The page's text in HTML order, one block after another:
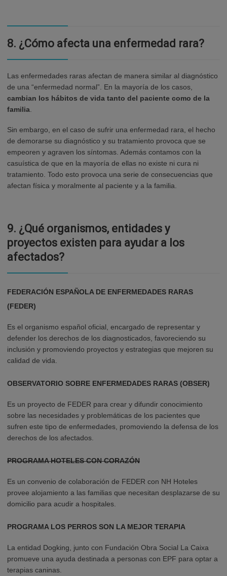
8. ¿Cómo afecta una enfermedad rara?
Las enfermedades raras afectan de manera similar al diagnóstico
de una “enfermedad normal”. En la mayoría de los casos,
cambian los hábitos de vida tanto del paciente como de la
familia
Sin embargo, en el caso de sufrir una enfermedad rara, el hecho
de demorarse su diagnóstico y su tratamiento provoca que se
empeoren y agraven los síntomas. Además contamos con la
casuística de que en la mayoría de ellas no existe ni cura ni
tratamiento. Todo esto provoca una serie de consecuencias que
afectan física y moralmente al paciente y a la familia.
9. ¿Qué organismos, entidades y
proyectos existen para ayudar a los
afectados?
FEDERACIÓN ESPAÑOLA DE ENFERMEDADES RARAS
(FEDER)
Es el organismo español oficial, encargado de representar y
defender los derechos de los diagnosticados, favoreciendo su
inclusión y promoviendo proyectos y estrategias que mejoren su
calidad de vida.
OBSERVATORIO SOBRE ENFERMEDADES RARAS (OBSER)
Es un proyecto de FEDER para crear y difundir conocimiento
sobre las necesidades y problemáticas de los pacientes que
sufren este tipo de enfermedades, promoviendo la defensa de los
derechos de los afectados.
PROGRAMA HOTELES CON CORAZÓN
Es un convenio de colaboración de FEDER con NH Hoteles
provee alojamiento a las familias que necesitan desplazarse de su
domicilio para acudir a hospitales.
PROGRAMA LOS PERROS SON LA MEJOR TERAPIA
La entidad Dogking, junto con Fundación Obra Social La Caixa
promueve una ayuda destinada a personas con EPF para optar a
terapias caninas.